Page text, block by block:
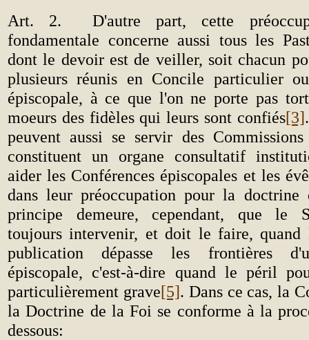
Art. 2.
D'autre part, cette
fondamentale concerne aussi tous les
dont le devoir est de veiller, soit chacun
plusieurs réunis en Concile particulier
épiscopale, à ce que l'on ne porte pas
moeurs des fidèles qui leurs sont confiés[3]
peuvent aussi se servir des
constituent un organe consultatif
aider les Conférences épiscopales et les
dans leur préoccupation pour la
principe
demeure, cependant, que le
toujours intervenir, et doit le faire, quand
publication dépasse les frontières
épiscopale, c'est-à-dire quand le péril
particulièrement grave[5]. Dans ce cas, la
la Doctrine de la Foi se conforme à la
dessous: